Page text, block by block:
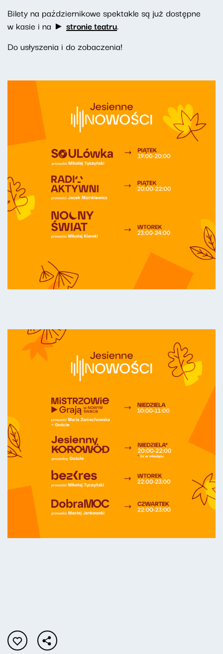
Bilety na październikowe spektakle są już dostępne
w kasie i na ► stronie teatru.
Do usłyszenia i do zobaczenia!